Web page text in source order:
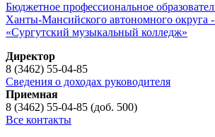
Бюджетное профессиональное
Ханты-Мансийского автономного
«Сургутский музыкальный колледж»
Директор
8 (3462) 55-04-85
Сведения о доходах руководителя
Приемная
8 (3462) 55-04-85 (доб. 500)
Все контакты